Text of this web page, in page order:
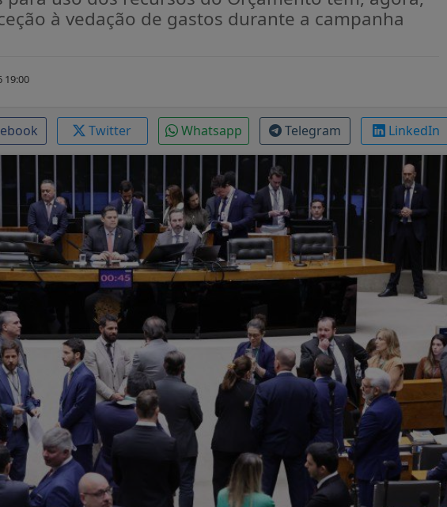
à vedação de gastos durante a campanha
19:00
Twitter Whatsapp Telegram LinkedIn